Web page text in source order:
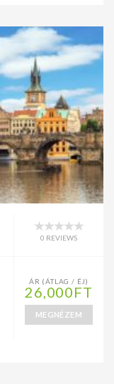
0 REVIEWS
ÁR (ÁTLAG / ÉJ)
26,000FT
MEGNÉZEM